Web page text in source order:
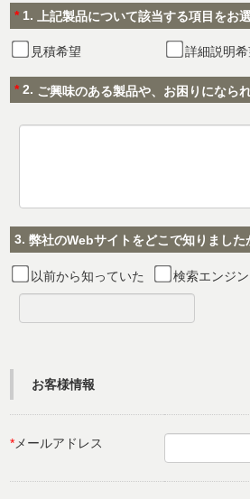
* 1. 上記製品について該当する項目をお
見積希望 詳細説明希
* 2. ご興味のある製品や、お困りになら
3. 弊社のWebサイトをどこで知りました
以前から知っていた 検索エンジン
お客様情報
*メールアドレス